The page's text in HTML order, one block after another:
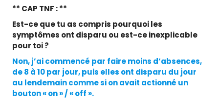
** CAP TNF : **
Est-ce que tu as compris pourquoi les
symptômes ont disparu ou est-ce inexplicable
pour toi ?
Non, j’ai commencé par faire moins d’absences,
de 8 à 10 par jour, puis elles ont disparu du jour
au lendemain comme si on avait actionné un
bouton « on » / « off ».